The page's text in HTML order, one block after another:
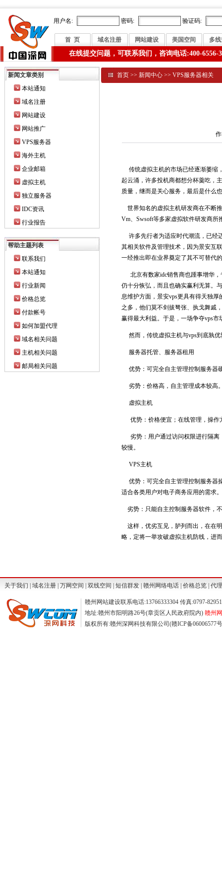
用户名: 密码: 验证码:
首 页 域名注册 网站建设 美国空间 多
在线提交问题，可联系我们，咨询电话:400-6556-
新闻文章类别
本站通知
域名注册
网站建设
网站推广
VPS服务器
海外主机
企业邮箱
虚拟主机
独立服务器
IDC资讯
行业报告
帮助主题列表
联系我们
本站通知
行业新闻
价格总览
付款帐号
如何加盟代理
域名相关问题
主机相关问题
邮局相关问题
首页 >>新闻中心 >>VPS服务器相关
传统虚拟主机的市场已经逐渐萎缩
起云涌，许多投机商都想分杯羹吃，
质量，继而是关心服务，最后是什么
世界知名的虚拟主机研发商在不断
Vm、Swsoft等多家虚拟软件研发商
许多先行者为适应时代潮流，已经
其相关软件及管理技术，因为景安互
一经推出即在业界奠定了其不可替代
北京有数家idc销售商也踵事增华，
仍十分恢弘，而且也确实赢利无算。
息维护方面，景安vps更具有得天独
之多，他们莫不剑拔弩张、执戈舞戚
赢得最大利益。于是，一场争夺vps市
然而，传统虚拟主机与vps到底孰优
服务器托管、服务器租用
优势：可完全自主管理控制服务器
劣势：价格高，自主管理成本较高
虚拟主机
优势：价格便宜；在线管理，操作
劣势：用户通过访问权限进行隔离
较慢。
VPS主机
优势：可完全自主管理控制服务器
适合各类用户对电子商务应用的需求
劣势：只能自主控制服务器软件，
这样，优劣互见，胪列而出，在在
略，定将一举攻破虚拟主机防线，进
关于我们 域名注册 万网空间 双线空间 短信群发 赣州网络电话 价格总览 代
赣州网站建设联系电话:13766333304 传真:0797-
地址:赣州市阳明路26号(章贡区人民政府院内)赣州
版权所有:赣州深网科技有限公司(赣ICP备06006577